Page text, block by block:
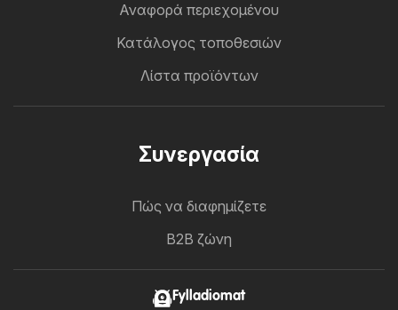
Αναφορά περιεχομένου
Κατάλογος τοποθεσιών
Λίστα προϊόντων
Συνεργασία
Πώς να διαφημίζετε
B2B ζώνη
Fylladiomat